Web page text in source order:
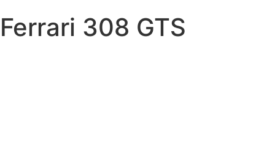
Ferrari 308 GTS